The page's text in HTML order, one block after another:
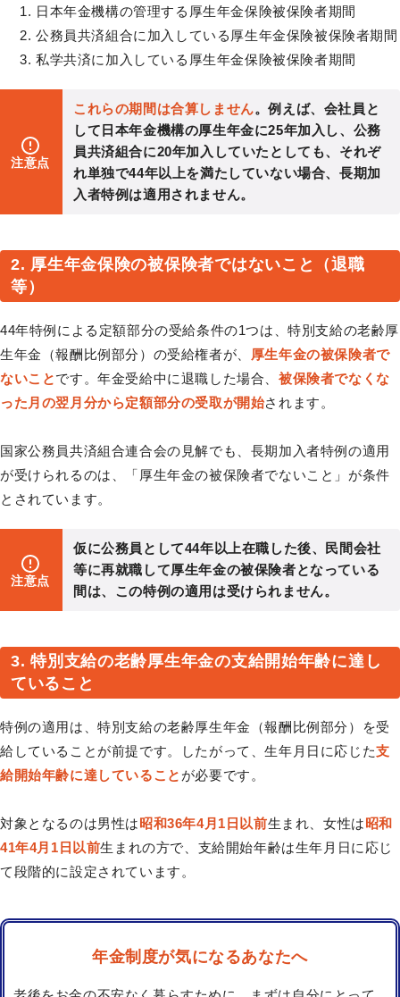
日本年金機構の管理する厚生年金保険被保険者期間
公務員共済組合に加入している厚生年金保険被保険者期間
私学共済に加入している厚生年金保険被保険者期間
注意点
これらの期間は合算しません。例えば、会社員と
して日本年金機構の厚生年金に25年加入し、公務
員共済組合に20年加入していたとしても、それぞ
れ単独で44年以上を満たしていない場合、長期加
入者特例は適用されません。
2. 厚生年金保険の被保険者ではないこと（退職
等）
44年特例による定額部分の受給条件の1つは、特別支給の老齢厚
生年金（報酬比例部分）の受給権者が、 厚生年金の被保険者で
ないことです。年金受給中に退職した場合、被保険者でなくな
った月の翌月分から定額部分の受取が開始されます。
国家公務員共済組合連合会の見解でも、長期加入者特例の適用
が受けられるのは、「厚生年金の被保険者でないこと」が条件
とされています。
注意点
仮に公務員として44年以上在職した後、民間会社
等に再就職して厚生年金の被保険者となっている
間は、この特例の適用は受けられません。
3. 特別支給の老齢厚生年金の支給開始年齢に達し
ていること
特例の適用は、特別支給の老齢厚生年金（報酬比例部分）を受
給していることが前提です。したがって、生年月日に応じた支
給開始年齢に達していること が必要です。
対象となるのは男性は昭和36年4月1日以前生まれ、女性は昭和
41年4月1日以前生まれの方で、支給開始年齢は生年月日に応じ
て段階的に設定されています。
年金制度が気になるあなたへ